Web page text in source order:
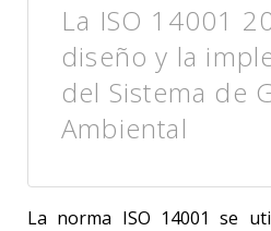
La ISO 14001
diseño y la
del Sistema de
Ambiental
La norma ISO 14001 se